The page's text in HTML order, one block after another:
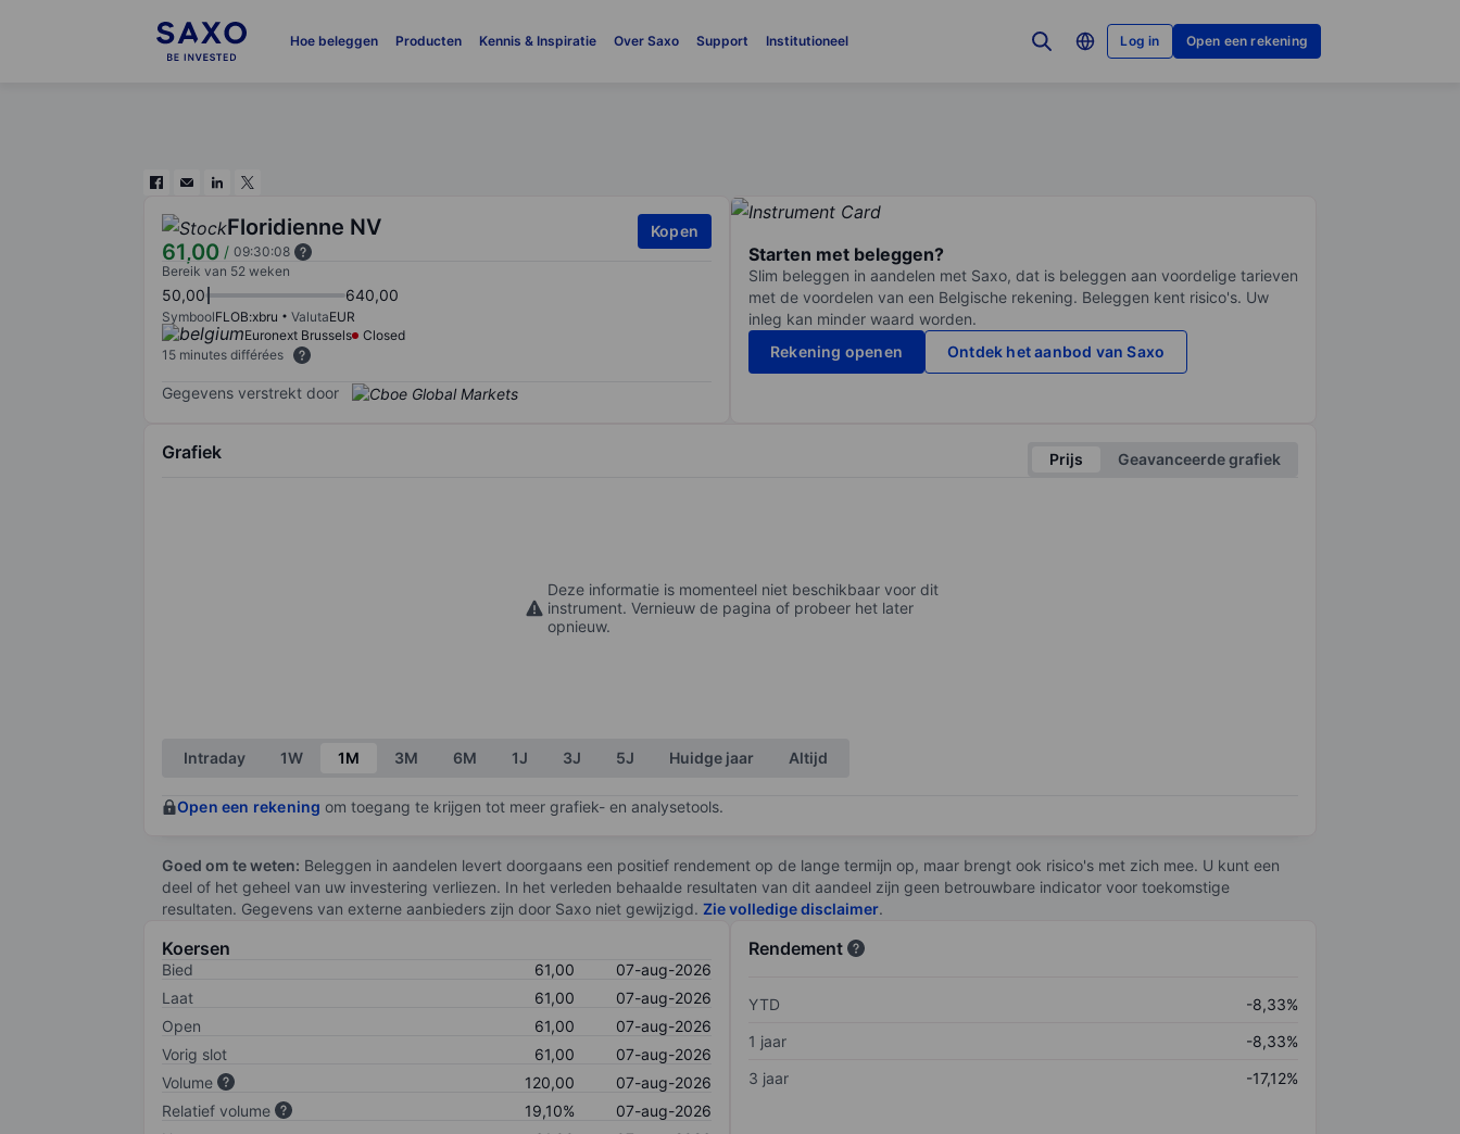
Hoe beleggen Producten Kennis & Inspiratie Over Saxo Support Institutioneel Log in Open een rekening
Floridienne NV
61,00 / 09:30:08
Kopen
Bereik van 52 weken
50,00 640,00
SymboolFLOB:xbru ValutaEUR
Euronext Brussels
Closed
15 minutes différées
Gegevens verstrekt door
Starten met beleggen?
Slim beleggen in aandelen met Saxo, dat is beleggen aan voordelige tarieven
met de voordelen van een Belgische rekening. Beleggen kent risico's. Uw
inleg kan minder waard worden.
Rekening openen
Ontdek het aanbod van Saxo
Grafiek Prijs Geavanceerde grafiek
Deze informatie is momenteel niet beschikbaar voor dit
instrument. Vernieuw de pagina of probeer het later
opnieuw.
Intraday 1W 1M 3M 6M 1J 3J 5J Huidge jaar Altijd
Open een rekening om toegang te krijgen tot meer grafiek- en analysetools.
Goed om te weten: Beleggen in aandelen levert doorgaans een positief rendement op de lange termijn op, maar brengt ook risico's met zich mee. U kunt een
deel of het geheel van uw investering verliezen. In het verleden behaalde resultaten van dit aandeel zijn geen betrouwbare indicator voor toekomstige
resultaten. Gegevens van externe aanbieders zijn door Saxo niet gewijzigd. Zie volledige disclaimer.
Koersen
Bied 61,00
07-aug-2026
Laat
61,00
07-aug-2026
Open
61,00
07-aug-2026
Vorig slot
61,00
07-aug-2026
Volume
120,00
07-aug-2026
Relatief volume
19,10%
07-aug-2026
Rendement
YTD
-8,33%
1 jaar
-8,33%
3 jaar
-17,12%